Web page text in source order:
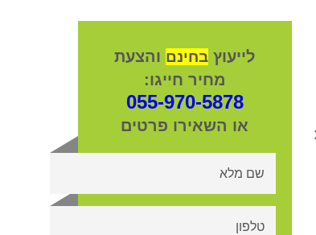
לייעוץ בחינם והצעת
מחיר חייגו:
055-970-5878
או השאירו פרטים